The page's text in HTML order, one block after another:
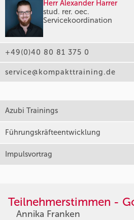
Herr Alexander Harrer
stud. rer. oec.
Servicekoordination
+49(0)40 80 81 375 0
service@kompakttraining.de
Azubi Trainings
Führungskräfteentwicklung
Impulsvortrag
Teilnehmerstimmen -
Annika Franken